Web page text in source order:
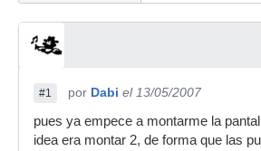
#1 por Dabi el 13/05/2007
pues ya empece a montarme la
idea era montar 2, de forma que las